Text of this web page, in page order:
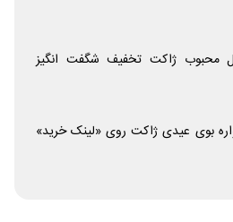
محصول محبوب ژاکت تخفیف شگفت انگیز
بوی عیدی ژاکت روی «لینک خرید»